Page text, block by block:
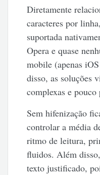
Diretamente
caracteres por
suportada
Opera e quase
mobile (apenas
disso, as soluções
complexas e pouco
Sem hifenização
controlar a média
ritmo de leitura,
fluidos. Além
texto justificado,